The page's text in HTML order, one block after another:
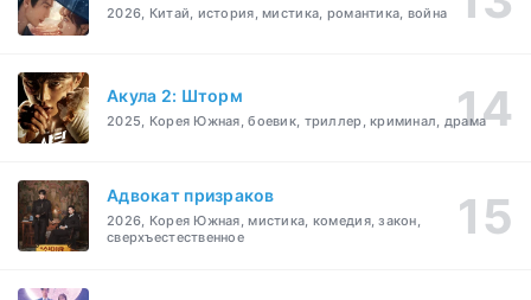
2026, Китай, история, мистика, романтика, война
Акула 2: Шторм
2025, Корея Южная, боевик, триллер, криминал, драма
Адвокат призраков
2026, Корея Южная, мистика, комедия, закон,
сверхъестественное